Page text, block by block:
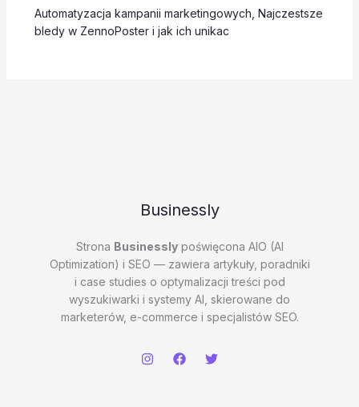
Automatyzacja kampanii marketingowych Najczestsze
bledy w ZennoPoster i jak ich unikac
Businessly
Strona Businesslypoświęcona AIO (AI
Optimization) i SEO — zawiera artykuły, poradniki
i case studies o optymalizacji treści pod
wyszukiwarki i systemy AI, skierowane do
marketerów, e-commerce i specjalistów SEO.